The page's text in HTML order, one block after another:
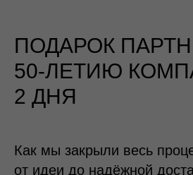
ПОДАРОК
50-ЛЕТИЮ
2 ДНЯ
Как мы закрыли весь
от идеи до надёжной